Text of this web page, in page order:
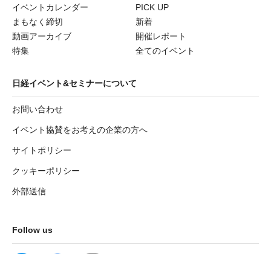
イベントカレンダー
PICK UP
まもなく締切
新着
動画アーカイブ
開催レポート
特集
全てのイベント
日経イベント&セミナーについて
お問い合わせ
イベント協賛をお考えの企業の方へ
サイトポリシー
クッキーポリシー
外部送信
Follow us